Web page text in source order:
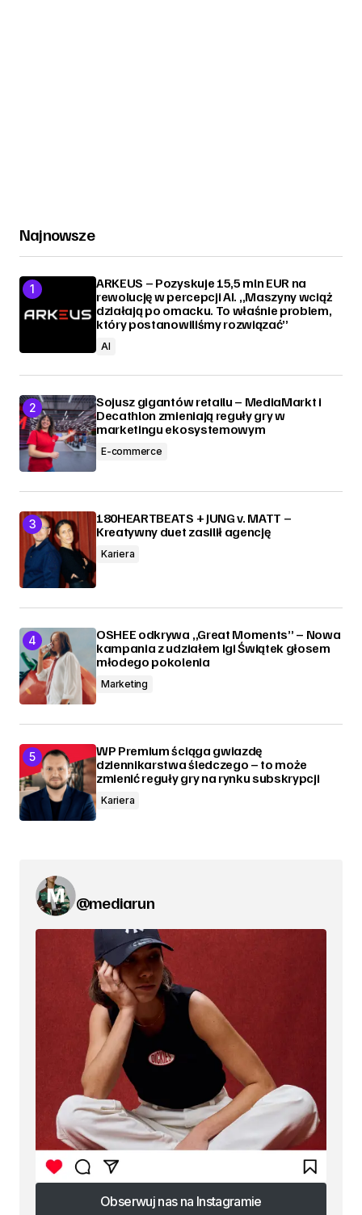
Najnowsze
ARKEUS – Pozyskuje 15,5 mln EUR na
rewolucję w percepcji AI. „Maszyny wciąż
działają po omacku. To właśnie problem,
który postanowiliśmy rozwiązać”
AI
Sojusz gigantów retailu – MediaMarkt i
Decathlon zmieniają reguły gry w
marketingu ekosystemowym
E-commerce
180HEARTBEATS + JUNG v. MATT –
Kreatywny duet zasilił agencję
Kariera
OSHEE odkrywa „Great Moments” – Nowa
kampania z udziałem Igi Świątek głosem
młodego pokolenia
Marketing
WP Premium ściąga gwiazdę
dziennikarstwa śledczego – to może
zmienić reguły gry na rynku subskrypcji
Kariera
@mediarun
Obserwuj nas na Instagramie